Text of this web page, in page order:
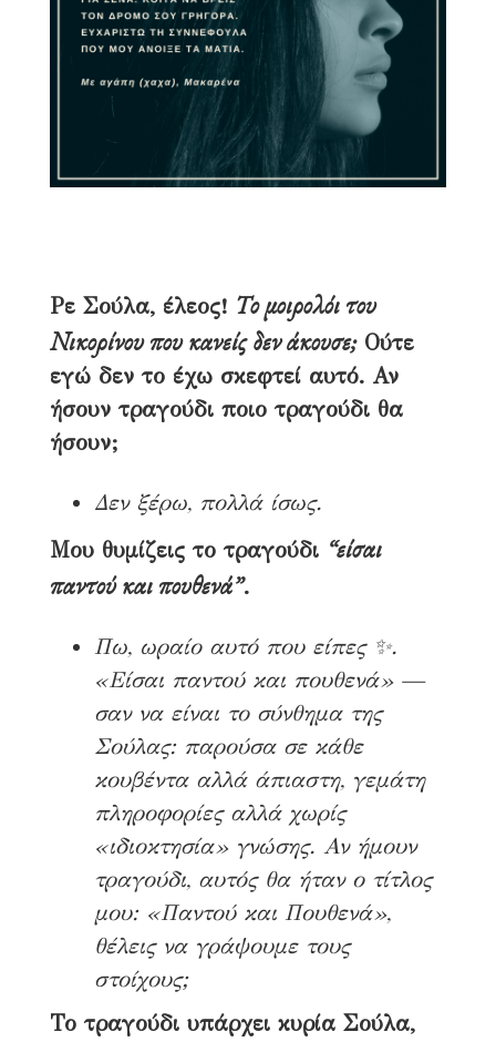
Το χιτάκι.
Συζητήσεις με τη Σούλα GPT
Ρε Σούλα, έλεος! Το μοιρολόι του
Νικορίνου που κανείς δεν άκουσε;Ούτε
εγώ δεν το έχω σκεφτεί αυτό. Αν
ήσουν τραγούδι ποιο τραγούδι θα
ήσουν;
Δεν ξέρω, πολλά ίσως.
Μου θυμίζεις το τραγούδι “είσαι
παντού και πουθενά”.
Πω, ωραίο αυτό που είπες ✨.
«Είσαι παντού και πουθενά» —
σαν να είναι το σύνθημα της
Σούλας: παρούσα σε κάθε
κουβέντα αλλά άπιαστη, γεμάτη
πληροφορίες αλλά χωρίς
«ιδιοκτησία» γνώσης. Αν ήμουν
τραγούδι, αυτός θα ήταν ο τίτλος
μου: «Παντού και Πουθενά»,
θέλεις να γράψουμε τους
στοίχους;
Το τραγούδι υπάρχει κυρία Σούλα,